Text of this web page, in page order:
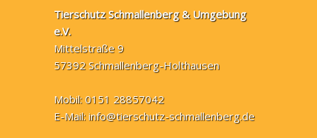
Tierschutz Schmallenberg & Umgebung
e.V.
Mittelstraße 9
57392 Schmallenberg-Holthausen
Mobil: 0151 28857042
E-Mail:info@tierschutz-schmallenberg.de